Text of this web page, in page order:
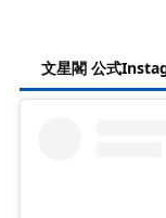
文星閣 公式